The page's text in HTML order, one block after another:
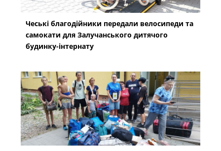
Чеські благодійники передали велосипеди та
самокати для Залучанського дитячого
будинку-інтернату